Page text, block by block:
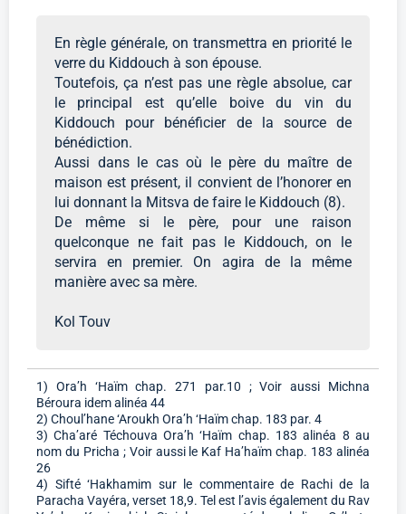
En règle générale, on transmettra en priorité le
verre du Kiddouch à son épouse.
Toutefois, ça n’est pas une règle absolue, car
le principal est qu’elle boive du vin du
Kiddouch pour bénéficier de la source de
bénédiction.
Aussi dans le cas où le père du maître de
maison est présent, il convient de l’honorer en
lui donnant la Mitsva de faire le Kiddouch (8).
De même si le père, pour une raison
quelconque ne fait pas le Kiddouch, on le
servira en premier. On agira de la même
manière avec sa mère.
Kol Touv
1) Ora’h ‘Haïm chap. 271 par.10 ; Voir aussi Michna
Béroura idem alinéa 44
2) Choul’hane ‘Aroukh Ora’h ‘Haïm chap. 183 par. 4
3) Cha’aré Téchouva Ora’h ‘Haïm chap. 183 alinéa 8 au
nom du Pricha ; Voir aussi le Kaf Ha’haïm chap. 183 alinéa
26
4) Sifté ‘Hakhamim sur le commentaire de Rachi de la
Paracha Vayéra, verset 18,9. Tel est l’avis également du Rav